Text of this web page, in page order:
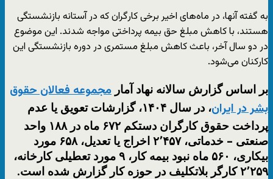
به گفته آنها، در ماه‌های اخیر برخی کارگران که در آستانه بازنشستگی
هستند، با کاهش مبلغ حق بیمه پرداختی مواجه شدند. این موضوع
در دو سال آخر، باعث کاهش مبلغ مستمری در دوره بازنشستگی این
کارکنان می‌شود.
بر اساس گزارش سالانه نهاد آمار مجموعه فعالان حقوق
بشر در ایران
، در سال ۱۴۰۴، گزارشات تعویق یا عدم
پرداخت حقوق کارگران دستکم ۶۷۲ ماه در ۱۸۸ واحد
صنعتی – خدماتی، ۲٬۴۵۷ اخراج یا تعدیل، ۶۵۸ مورد
بیکاری، ۵۶۰ ماه نبود بیمه کار، ۹ مورد تعطیلی کارخانه،
۲٬۲۵۹ کارگر بلاتکلیف در حوزه کار گزارش شده است.